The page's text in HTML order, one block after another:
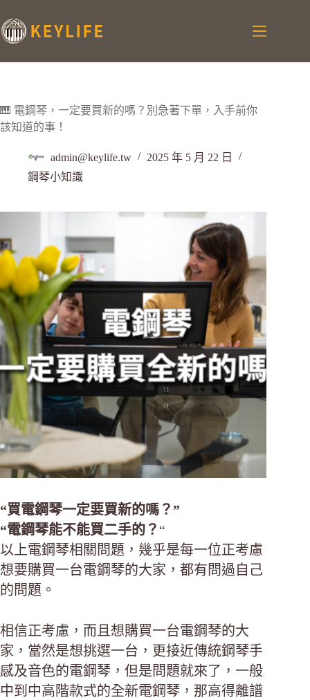
🎹 電鋼琴，一定要買新的嗎？別急著下單，入手前你
該知道的事！
admin@keylife.tw
2025 年 5 月 22 日
鋼琴小知識
“買電鋼琴一定要買新的嗎？”
“電鋼琴能不能買二手的？ “
以上電鋼琴相關問題，幾乎是每一位正考慮
想要購買一台電鋼琴的大家，都有問過自己
的問題。
相信正考慮，而且想購買一台電鋼琴的大
家，當然是想挑選一台，更接近傳統鋼琴手
感及音色的電鋼琴，但是問題就來了，一般
中到中高階款式的全新電鋼琴，那高得離譜